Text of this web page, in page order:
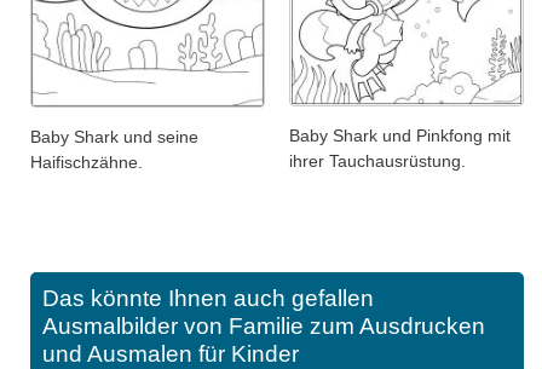
Baby Shark und seine
Haifischzähne.
Baby Shark und Pinkfong mit
ihrer Tauchausrüstung.
Das könnte Ihnen auch gefallen
Ausmalbilder von Familie zum Ausdrucken
und Ausmalen für Kinder